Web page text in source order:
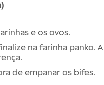
e os ovos.
na farinha panko. A
de empanar os bifes.